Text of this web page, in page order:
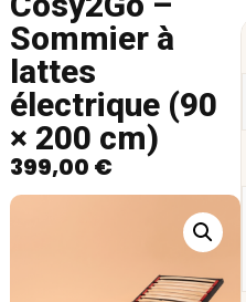
Sommier à
lattes
électrique (90
× 200 cm)
399,00 €